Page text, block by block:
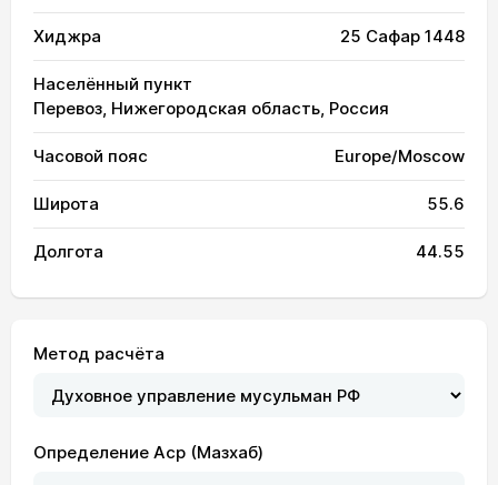
Хиджра 25 Сафар 1448
Населённый пункт
Перевоз, Нижегородская область, Россия
Часовой пояс Europe/Moscow
Широта 55.6
Долгота 44.55
Метод расчёта
Определение Аср (Мазхаб)